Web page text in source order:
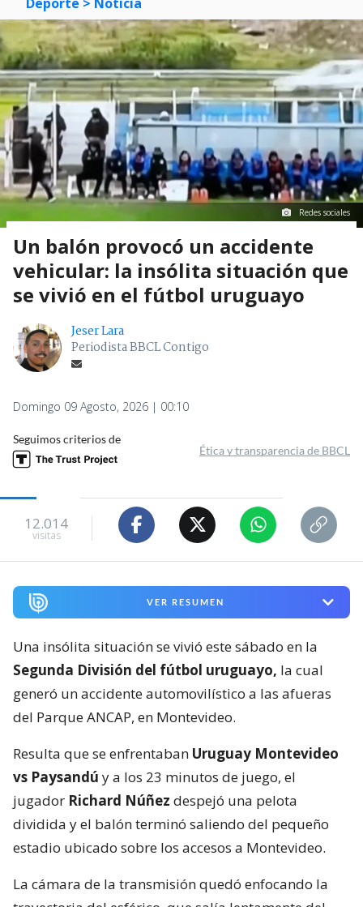
Redes sociales
Un balón provocó un accidente
vehicular: la insólita situación que
se vivió en el fútbol uruguayo
Jeser Lara
Periodista BBCL Contigo
Domingo 09 Agosto, 2026 | 00:10
Seguimos criterios de
Ética y transparencia de BBCL
12.014
visitas
VER RESUMEN
Una insólita situación se vivió este sábado en la
Segunda División del fútbol uruguayo, la cual
generó un accidente automovilístico a las afueras
del Parque ANCAP, en Montevideo.
Resulta que se enfrentaban Uruguay Montevideo
vs Paysandú y a los 23 minutos de juego, el
jugador Richard Núñez despejó una pelota
dividida y el balón terminó saliendo del pequeño
estadio ubicado sobre los accesos a Montevideo.
La cámara de la transmisión quedó enfocando la